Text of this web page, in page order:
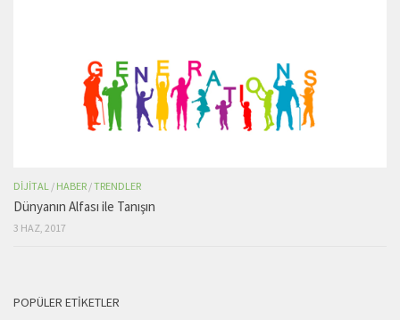
DIJITAL / HABER /TRENDLER
Dünyanın Alfası ile Tanışın
3 HAZ, 2017
POPÜLER ETIKETLER